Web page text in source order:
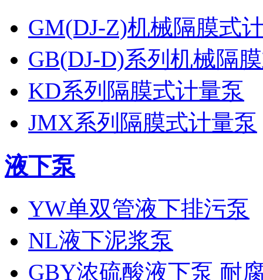
GM(DJ-Z)机械隔膜式
GB(DJ-D)系列机械隔
KD系列隔膜式计量泵
JMX系列隔膜式计量泵
液下泵
YW单双管液下排污泵
NL液下泥浆泵
GBY浓硫酸液下泵 耐